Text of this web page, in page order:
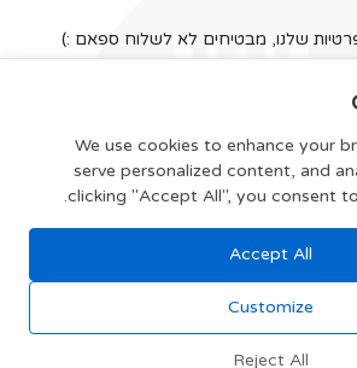
שלנו, מבטיחים לא לשלוח ספאם :)
צרפו אותי
תקנון האתר
We use cookies to enhance your
serve personalized content, and
clicking "Accept All", you consent
Accept All
Customize
Reject All